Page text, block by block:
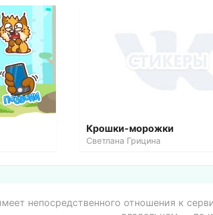
Крошки-морожки
Светлана Грицина
непосредственного отношения к